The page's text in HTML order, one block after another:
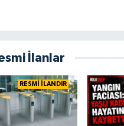
İlanlar
RESMİ İLANDIR